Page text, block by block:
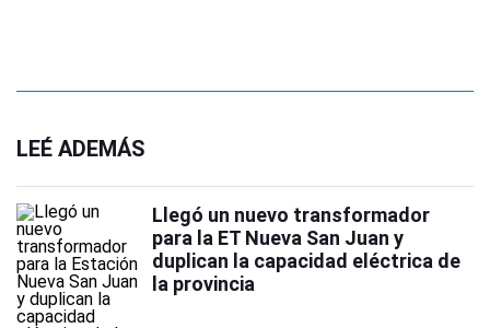
LEÉ ADEMÁS
Llegó un nuevo transformador
para la ET Nueva San Juan y
duplican la capacidad eléctrica de
la provincia